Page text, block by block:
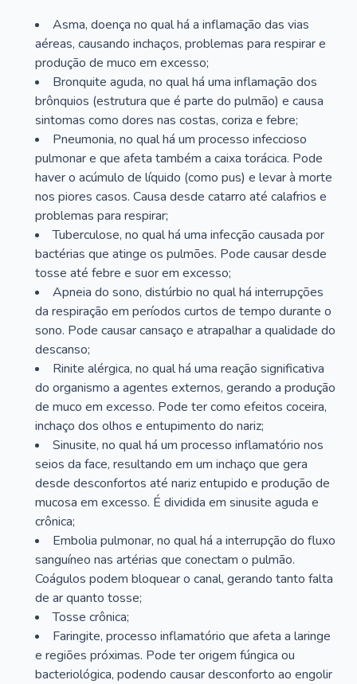
Asma, doença no qual há a inflamação das vias
aéreas, causando inchaços, problemas para respirar e
produção de muco em excesso;
Bronquite aguda, no qual há uma inflamação dos
brônquios (estrutura que é parte do pulmão) e causa
sintomas como dores nas costas, coriza e febre;
Pneumonia, no qual há um processo infeccioso
pulmonar e que afeta também a caixa torácica. Pode
haver o acúmulo de líquido (como pus) e levar à morte
nos piores casos. Causa desde catarro até calafrios e
problemas para respirar;
Tuberculose, no qual há uma infecção causada por
bactérias que atinge os pulmões. Pode causar desde
tosse até febre e suor em excesso;
Apneia do sono, distúrbio no qual há interrupções
da respiração em períodos curtos de tempo durante o
sono. Pode causar cansaço e atrapalhar a qualidade do
descanso;
Rinite alérgica, no qual há uma reação significativa
do organismo a agentes externos, gerando a produção
de muco em excesso. Pode ter como efeitos coceira,
inchaço dos olhos e entupimento do nariz;
Sinusite, no qual há um processo inflamatório nos
seios da face, resultando em um inchaço que gera
desde desconfortos até nariz entupido e produção de
mucosa em excesso. É dividida em sinusite aguda e
crônica;
Embolia pulmonar, no qual há a interrupção do fluxo
sanguíneo nas artérias que conectam o pulmão.
Coágulos podem bloquear o canal, gerando tanto falta
de ar quanto tosse;
Tosse crônica;
Faringite, processo inflamatório que afeta a laringe
e regiões próximas. Pode ter origem fúngica ou
bacteriológica, podendo causar desconforto ao engolir